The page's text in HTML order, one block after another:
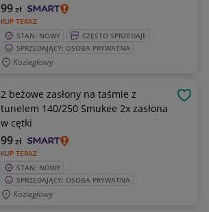
KUP TERAZ
99zł
STAN: NOWY
CZĘSTO SPRZEDAJE
SPRZEDAJĄCY: OSOBA PRYWATNA
Koziegłowy
2 beżowe zasłony na taśmie z
tunelem 140/250 Smukee 2x zasłona
w cętki
KUP TERAZ
99zł
STAN: NOWY
SPRZEDAJĄCY: OSOBA PRYWATNA
Koziegłowy